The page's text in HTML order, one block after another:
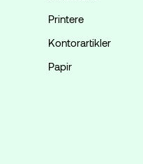
Printere
Kontorartikler
Papir